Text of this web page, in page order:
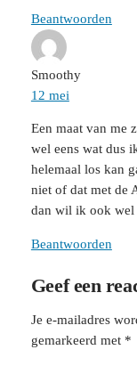
Beantwoorden
Smoothy
12 mei
Een maat van me
wel eens wat dus
helemaal los kan
niet of dat met de
dan wil ik ook wel
Beantwoorden
Geef een
Je e-mailadres
gemarkeerd met *